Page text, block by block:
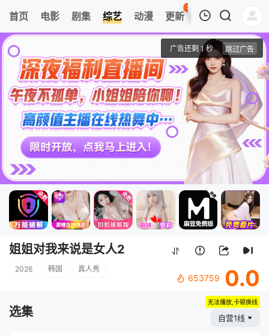
首页 电影 剧集 综艺 动漫 更新
38
热榜 APP
1
姐姐对我来说是女人2
清空
姐姐对我来说是女人2
2026 韩国 真人秀
653759 0.0
选集
无法播放,卡顿换线
自营1线